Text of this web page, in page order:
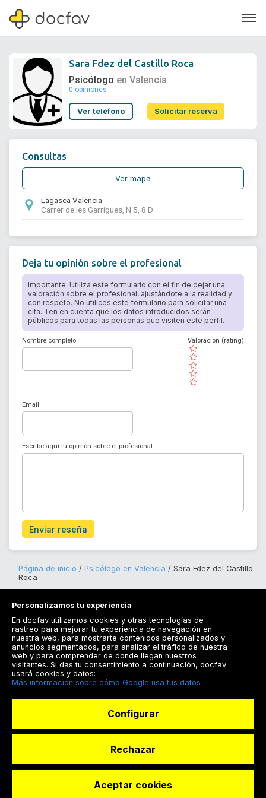
Soporte
Sara Fdez del Castillo Roca
Psicólogo en Valencia
0 opiniones
Ver teléfono Solicitar reserva
Consultas
Ver mapa
Lagasca Valencia
Carrer de les Garrigues, N.5, 8.D
Deja tu opinión sobre el profesional
Importante: Utiliza este formulario con el fin de dejar una
valoración sobre el profesional, ajustándote a la realidad y
con respeto. No utilices este formulario para solicitar una
cita. Ten en cuenta que los datos introducidos serán
públicos para todas las personas que visiten este perfil.
Nombre completo
( )
( )
( )
( )
( )
Valoración (rating)
Email
Escribe aquí tu opinión sobre el profesional:
Enviar reseña
Página de inicio Psicólogo en Valencia
Sara Fdez del Castillo
Roca
Registrarse
Docfav
© Dashboard Technologies S.L
Personalizamos tu experiencia
En docfav utilizamos cookies y otras tecnologías de
rastreo para mejorar tu experiencia de navegación en
nuestra web, para mostrarte contenidos personalizados y
anuncios segmentados, para analizar el tráfico de nuestra
web y para comprender de donde llegan nuestros
visitantes. Si das tu consentimiento a continuación, docfav
usará cookies y datos:
Más información sobre cómo Google usa tus datos
Configurar
Rechazar
Aceptar cookies